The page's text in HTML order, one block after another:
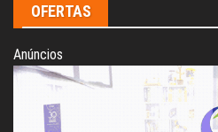
OFERTAS
Anúncios